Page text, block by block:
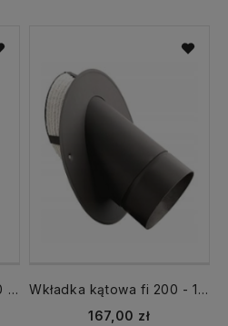
Rura RP fi 180 mm dł. 500 mm 0,5 m czarna spalinowa DARCO żaroodporna 180/500-CZ2
Wkładka kątowa fi 200 - 150 kąt 45 z rurą rozetą i sznurem WKKCS150/200/45
167,00 zł